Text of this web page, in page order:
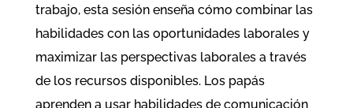
trabajo, esta sesión enseña cómo combinar las
habilidades con las oportunidades laborales y
maximizar las perspectivas laborales a través
de los recursos disponibles. Los papás
aprenden a usar habilidades de comunicación